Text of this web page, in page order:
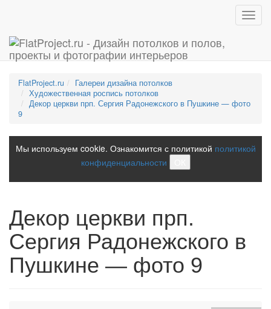
FlatProject.ru
Галереи дизайна потолков
Художественная роспись потолков
Декор церкви прп. Сергия Радонежского в Пушкине — фото
9
Мы используем cookie. Ознакомится с политикой политикой
конфиденциальности
Декор церкви прп.
Сергия Радонежского в
Пушкине — фото 9